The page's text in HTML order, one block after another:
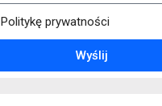
Politykę prywatności
Wyślij